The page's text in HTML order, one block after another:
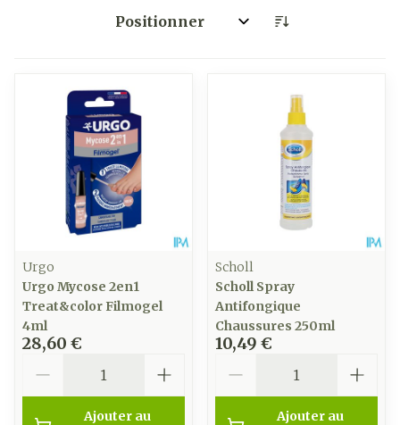
Trier par:
Urgo
Urgo Mycose 2en1
Treat&color Filmogel
4ml
28,60 €
Ajouter au
Scholl
Scholl Spray
Antifongique
Chaussures 250ml
10,49 €
Ajouter au